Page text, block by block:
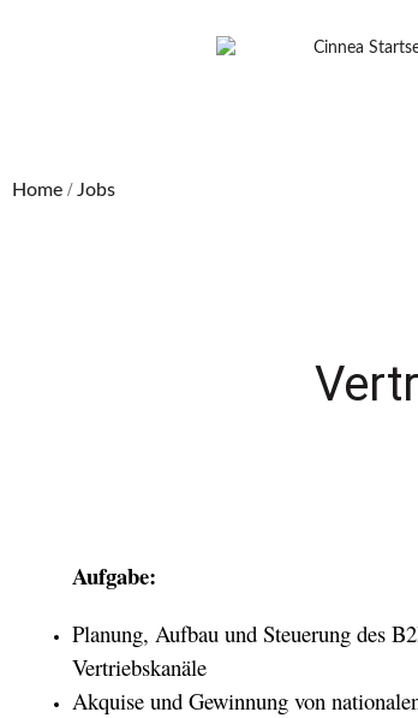
Home / Jobs
Aufgabe:
Planung, Aufbau und Steuerung des
Vertriebskanäle
Akquise und Gewinnung von